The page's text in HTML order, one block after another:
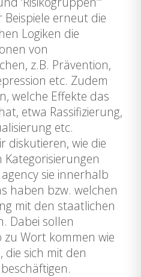
erneut die
Logiken die
von
z.B. Prävention,
etc. Zudem
welche Effekte das
etwa Rassifizierung,
etc.
diskutieren, wie die
sie innerhalb
haben bzw. welchen
mit den staatlichen
Dabei sollen
Wort kommen wie
die sich mit den